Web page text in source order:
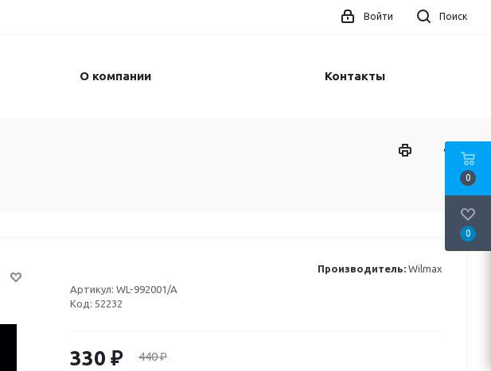
Поиск
Войти
О компании Контакты
Производитель: Wilmax
Артикул: WL-992001/A
Код: 52232
330 ₽ 440₽
0
0